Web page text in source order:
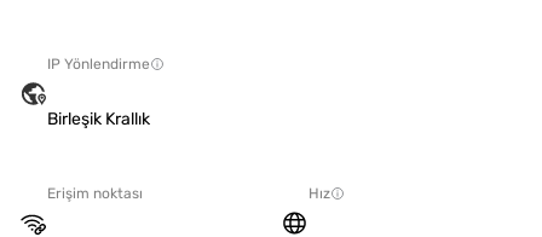
IP Yönlendirme
Birleşik Krallık
Erişim noktası Hız